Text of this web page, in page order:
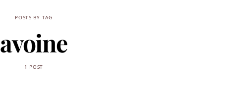
POSTS BY TAG
avoine
1 POST